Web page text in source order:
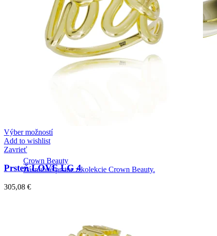
Crown Beauty
Zásnubné prstne z kolekcie Crown Beauty.
Výber možností
Add to wishlist
Zavrieť
Prsteň LOVE LG 4
305,08 €